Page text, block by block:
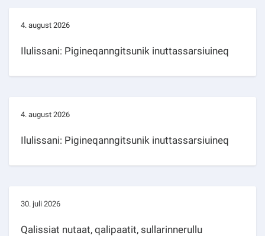
4. august 2026
Ilulissani: Pigineqanngitsunik inuttassarsiuineq
4. august 2026
Ilulissani: Pigineqanngitsunik inuttassarsiuineq
30. juli 2026
Qalissiat nutaat, qalipaatit, sullarinnerullu